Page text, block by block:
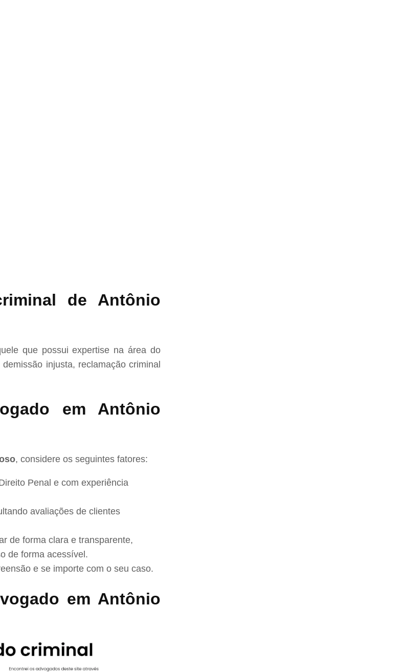
de Antônio
que possui expertise na área do
injusta, reclamação criminal
em Antônio
, considere os seguintes fatores:
Penal e com experiência
avaliações de clientes
de forma clara e transparente,
de forma acessível.
e se importe com o seu caso.
em Antônio